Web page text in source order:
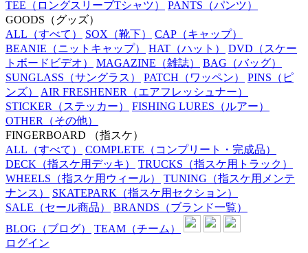
TEE （ロングスリーブTシャツ） PANTS （パンツ）
GOODS （グッズ）
ALL （すべて） SOX （靴下） CAP （キャップ）
BEANIE （ニットキャップ） HAT （ハット） DVD （スケー
トボードビデオ）
MAGAZINE （雑誌） BAG （バッグ）
SUNGLASS （サングラス） PATCH （ワッペン） PINS （ピ
ンズ）
AIR FRESHENER （エアフレッシュナー）
STICKER （ステッカー） FISHING LURES （ルアー）
OTHER （その他）
FINGERBOARD
（指スケ）
ALL （すべて） COMPLETE （コンプリート・完成品）
DECK （指スケ用デッキ） TRUCKS （指スケ用トラック）
WHEELS （指スケ用ウィール） TUNING （指スケ用メンテ
ナンス）
SKATEPARK （指スケ用セクション）
SALE （セール商品） BRANDS （ブランド一覧）
BLOG （ブログ） TEAM （チーム）
ログイン